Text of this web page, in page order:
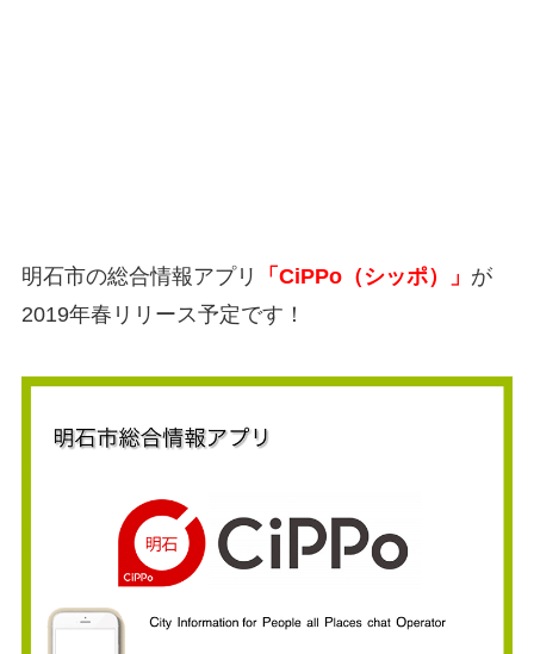
明石市の総合情報アプリ 「CiPPo（シッポ）」 が
2019年春リリース予定です！